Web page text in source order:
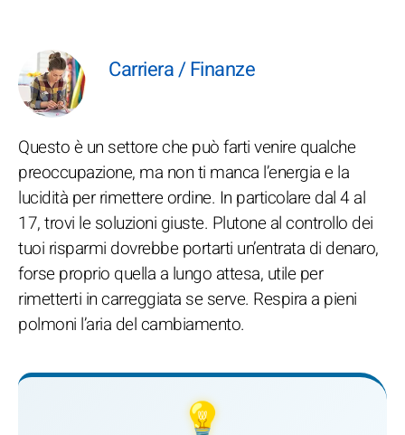
Carriera / Finanze
Questo è un settore che può farti venire qualche
preoccupazione, ma non ti manca l’energia e la
lucidità per rimettere ordine. In particolare dal 4 al
17, trovi le soluzioni giuste. Plutone al controllo dei
tuoi risparmi dovrebbe portarti un’entrata di denaro,
forse proprio quella a lungo attesa, utile per
rimetterti in carreggiata se serve. Respira a pieni
polmoni l’aria del cambiamento.
💡